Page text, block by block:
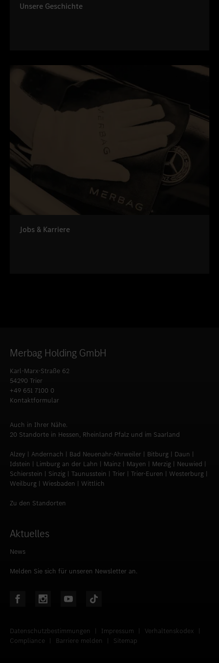
Unsere Geschichte
Jobs & Karriere
Merbag Holding GmbH
Karl-Marx-Straße 62
54290 Trier
+49 651 7100 0
Kontaktformular
Auch in Ihrer Nähe.
20 Standorte in Hessen, Rheinland Pfalz und im Saarland
Alzey | Andernach | Bad Neuenahr-Ahrweiler | Bitburg | Daun |
Idstein | Limburg an der Lahn | Mainz | Mayen | Merzig | Neuwied |
Schierstein | Sinzig | Taunusstein | Trier | Trier-Euren | Westerburg |
Weilburg | Wiesbaden | Wittlich
Zu den Standorten
Aktuelles
News
Melden Sie sich für unseren Newsletter an.
Datenschutzbestimmungen | Impressum | Verhaltenskodex |
Compliance | Barriere melden | Sitemap